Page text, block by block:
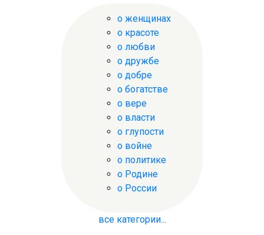
о женщинах
о красоте
о любви
о дружбе
о добре
о богатстве
о вере
о власти
о глупости
о войне
о политике
о Родине
о России
все категории...